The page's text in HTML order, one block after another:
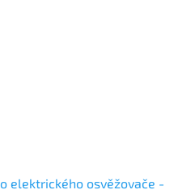
elektrického osvěžovače -